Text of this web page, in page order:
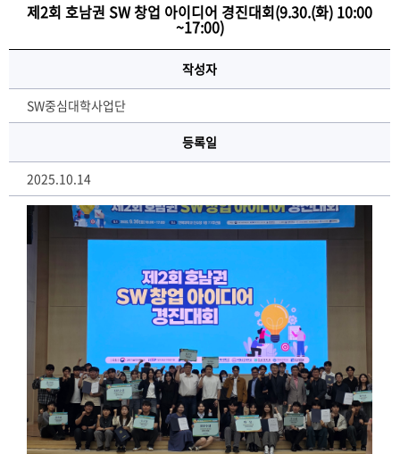
제2회 호남권 SW 창업 아이디어 경진대회(9.30.(화) 10:00
~17:00)
작성자
SW중심대학사업단
등록일
2025.10.14